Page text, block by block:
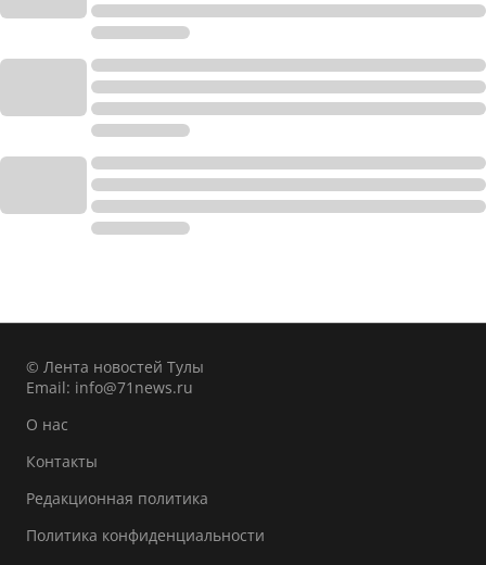
© Лента новостей Тулы
Email: info@71news.ru
О нас
Контакты
Редакционная политика
Политика конфиденциальности